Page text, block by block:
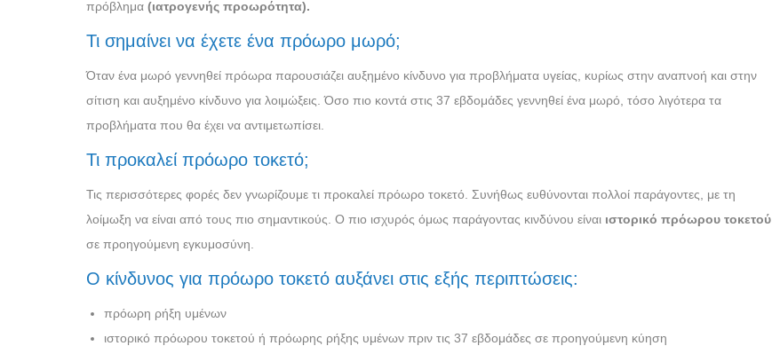
πρόβλημα (ιατρογενής προωρότητα).
Τι σημαίνει να έχετε ένα πρόωρο μωρό;
Όταν ένα μωρό γεννηθεί πρόωρα παρουσιάζει αυξημένο κίνδυνο για προβλήματα υγείας, κυρίως στην αναπνοή και στην
σίτιση και αυξημένο κίνδυνο για λοιμώξεις. Όσο πιο κοντά στις 37 εβδομάδες γεννηθεί ένα μωρό, τόσο λιγότερα τα
προβλήματα που θα έχει να αντιμετωπίσει.
Τι προκαλεί πρόωρο τοκετό;
Τις περισσότερες φορές δεν γνωρίζουμε τι προκαλεί πρόωρο τοκετό. Συνήθως ευθύνονται πολλοί παράγοντες, με τη
λοίμωξη να είναι από τους πιο σημαντικούς. Ο πιο ισχυρός όμως παράγοντας κινδύνου είναι ιστορικό πρόωρου τοκετού
σε προηγούμενη εγκυμοσύνη.
Ο κίνδυνος για πρόωρο τοκετό αυξάνει στις εξής περιπτώσεις:
πρόωρη ρήξη υμένων
ιστορικό πρόωρου τοκετού ή πρόωρης ρήξης υμένων πριν τις 37 εβδομάδες σε προηγούμενη κύηση